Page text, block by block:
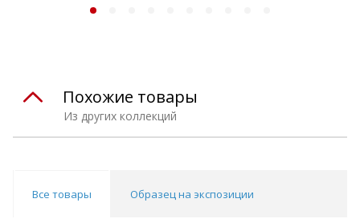
Из других коллекций
Похожие товары
Все товары Образец на экспозиции